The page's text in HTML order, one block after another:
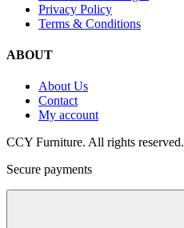
Privacy Policy
Terms & Conditions
ABOUT
About Us
Contact
My account
CCY Furniture. All rights reserved.
Secure payments